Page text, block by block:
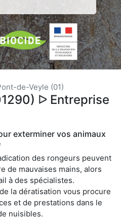
de-Veyle (01)
ᐅ Entreprise
exterminer vos animaux
des rongeurs peuvent
de mauvaises mains, alors
à des spécialistes.
la dératisation vous procure
et de prestations dans le
nuisibles.